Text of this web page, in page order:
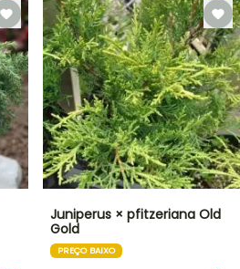
Juniperus × pfitzeriana Old
Gold
PREÇO BAIXO